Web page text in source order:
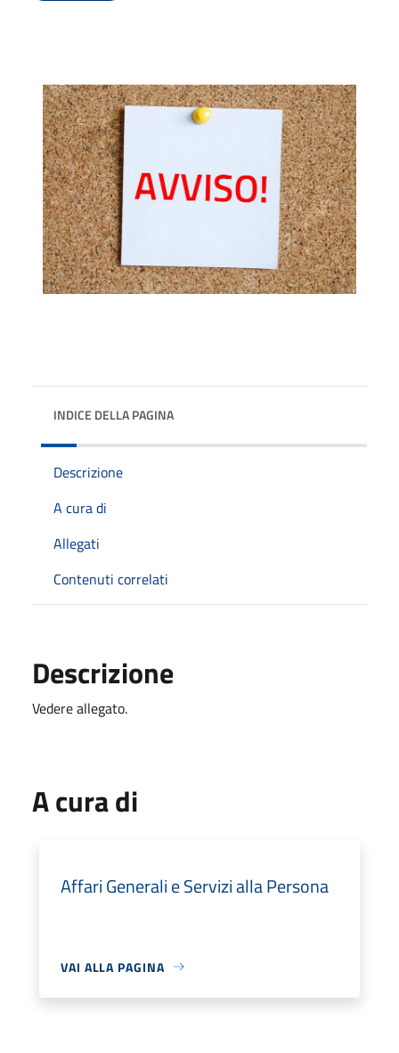
INDICE DELLA PAGINA
Descrizione
A cura di
Allegati
Contenuti correlati
Descrizione
Vedere allegato.
A cura di
Affari Generali e Servizi alla Persona
VAI ALLA PAGINA